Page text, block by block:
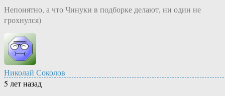
Непонятно, а что Чинуки в подборке делают, ни один не
грохнулся)
Николай Соколов
5 лет назад